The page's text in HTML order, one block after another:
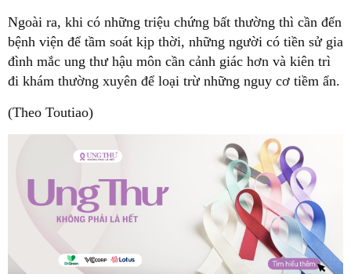
Ngoài ra, khi có những triệu chứng bất thường thì cần đến
bệnh viện để tầm soát kịp thời, những người có tiền sử gia
đình mắc ung thư hậu môn cần cảnh giác hơn và kiên trì
đi khám thường xuyên để loại trừ những nguy cơ tiềm ẩn.
(Theo Toutiao)